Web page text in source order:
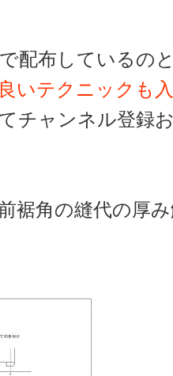
配布しているの
いテクニックも
チャンネル登録
裾角の縫代の厚